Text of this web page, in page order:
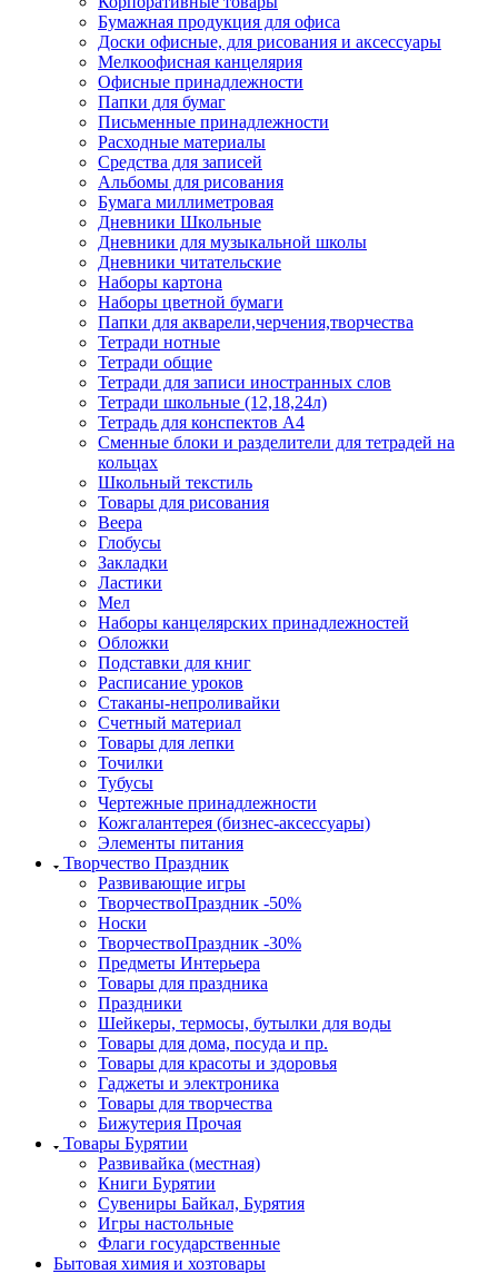
Бумажная продукция для офиса
Доски офисные, для рисования и аксессуары
Мелкоофисная канцелярия
Офисные принадлежности
Папки для бумаг
Письменные принадлежности
Расходные материалы
Средства для записей
Альбомы для рисования
Бумага миллиметровая
Дневники Школьные
Дневники для музыкальной школы
Дневники читательские
Наборы картона
Наборы цветной бумаги
Папки для акварели,черчения,творчества
Тетради нотные
Тетради общие
Тетради для записи иностранных слов
Тетради школьные (12,18,24л)
Тетрадь для конспектов А4
Сменные блоки и разделители для тетрадей на
кольцах
Школьный текстиль
Товары для рисования
Веера
Глобусы
Закладки
Ластики
Мел
Наборы канцелярских принадлежностей
Обложки
Подставки для книг
Расписание уроков
Стаканы-непроливайки
Счетный материал
Товары для лепки
Точилки
Тубусы
Чертежные принадлежности
Кожгалантерея (бизнес-аксессуары)
Элементы питания
Творчество Праздник
Развивающие игры
ТворчествоПраздник -50%
Носки
ТворчествоПраздник -30%
Предметы Интерьера
Товары для праздника
Праздники
Шейкеры, термосы, бутылки для воды
Товары для дома, посуда и пр.
Товары для красоты и здоровья
Гаджеты и электроника
Товары для творчества
Бижутерия Прочая
Товары Бурятии
Развивайка (местная)
Книги Бурятии
Сувениры Байкал, Бурятия
Игры настольные
Флаги государственные
Бытовая химия и хозтовары